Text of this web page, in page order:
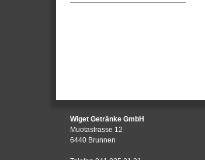
Wiget Getränke GmbH
Muotastrasse 12
6440 Brunnen